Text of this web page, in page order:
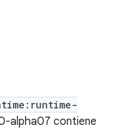
alpha07 contiene